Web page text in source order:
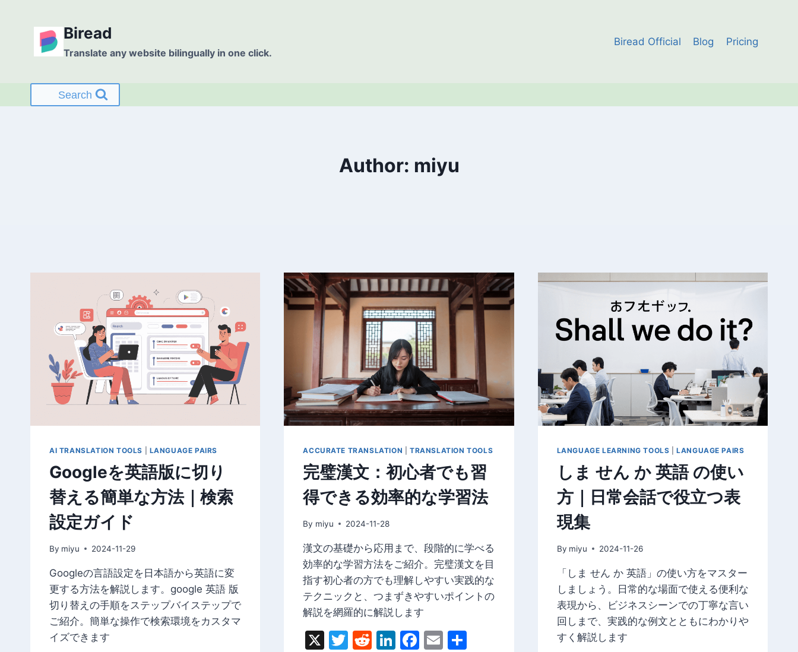
Biread
Translate any website bilingually in one click.
Biread Official Blog Pricing
Search
Author: miyu
AI TRANSLATION TOOLS LANGUAGE PAIRS
Googleを英語版に切り
替える簡単な方法｜検索
設定ガイド
By miyu 2024-11-29
Googleの言語設定を日本語から英語に変
更する方法を解説します。google 英語 版
切り替えの手順をステップバイステップで
ご紹介。簡単な操作で検索環境をカスタマ
イズできます
ACCURATE TRANSLATION |TRANSLATION TOOLS
完璧漢文：初心者でも習
得できる効率的な学習法
By miyu 2024-11-28
漢文の基礎から応用まで、段階的に学べる
効率的な学習方法をご紹介。完璧漢文を目
指す初心者の方でも理解しやすい実践的な
テクニックと、つまずきやすいポイントの
解説を網羅的に解説します
X Twitter
Reddit
LinkedIn
Facebook
Email
LANGUAGE LEARNING TOOLS |LANGUAGE PAIRS
しま せん か 英語 の使い
方｜日常会話で役立つ表
現集
By miyu 2024-11-26
「しま せん か 英語」の使い方をマスター
しましょう。日常的な場面で使える便利な
表現から、ビジネスシーンでの丁寧な言い
回しまで、実践的な例文とともにわかりや
すく解説します